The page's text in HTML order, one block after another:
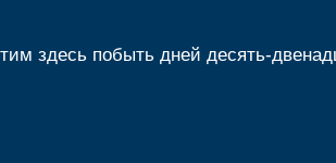
здесь побыть дней десять-